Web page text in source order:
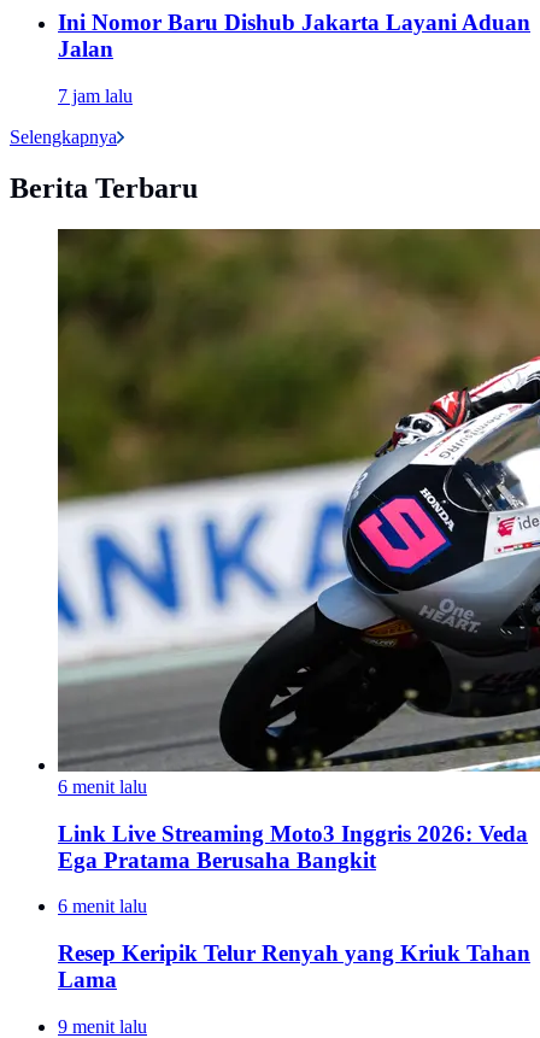
Ini Nomor Baru Dishub Jakarta Layani Aduan
Jalan
7 jam lalu
Selengkapnya
Berita Terbaru
6 menit lalu
Link Live Streaming Moto3 Inggris 2026: Veda
Ega Pratama Berusaha Bangkit
6 menit lalu
Resep Keripik Telur Renyah yang Kriuk Tahan
Lama
9 menit lalu